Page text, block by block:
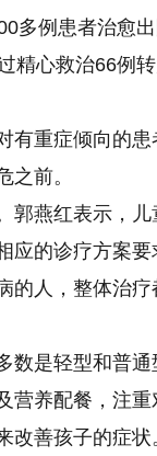
多例患者治愈
精心救治66例
有重症倾向的患
前。
郭燕红表示，儿
应的诊疗方案要
的人，整体治疗
数是轻型和普通
营养配餐，注重
善孩子的症状